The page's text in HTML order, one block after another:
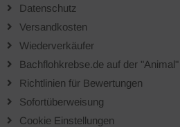
Datenschutz
Versandkosten
Wiederverkäufer
Bachflohkrebse.de auf der
Richtlinien für Bewertungen
Sofortüberweisung
Cookie Einstellungen